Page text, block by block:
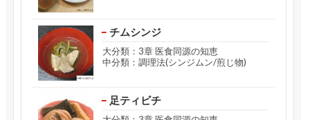
チムシンジ
大分類：3章 医食同源の知恵
中分類：調理法(シンジムン/煎じ物)
足ティビチ